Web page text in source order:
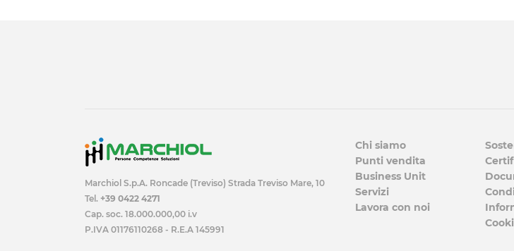
Marchiol S.p.A. Roncade (Treviso) Strada Treviso Mare, 10
Tel. +39 0422 4271
Cap. soc. 18.000.000,00 i.v
P.IVA 01176110268 - R.E.A 145991
Chi siamo
Punti vendita
Business Unit
Servizi
Lavora con noi